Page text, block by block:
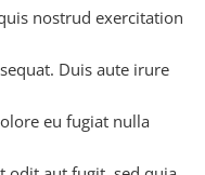
nostrud exercitation
Duis aute irure
eu fugiat nulla